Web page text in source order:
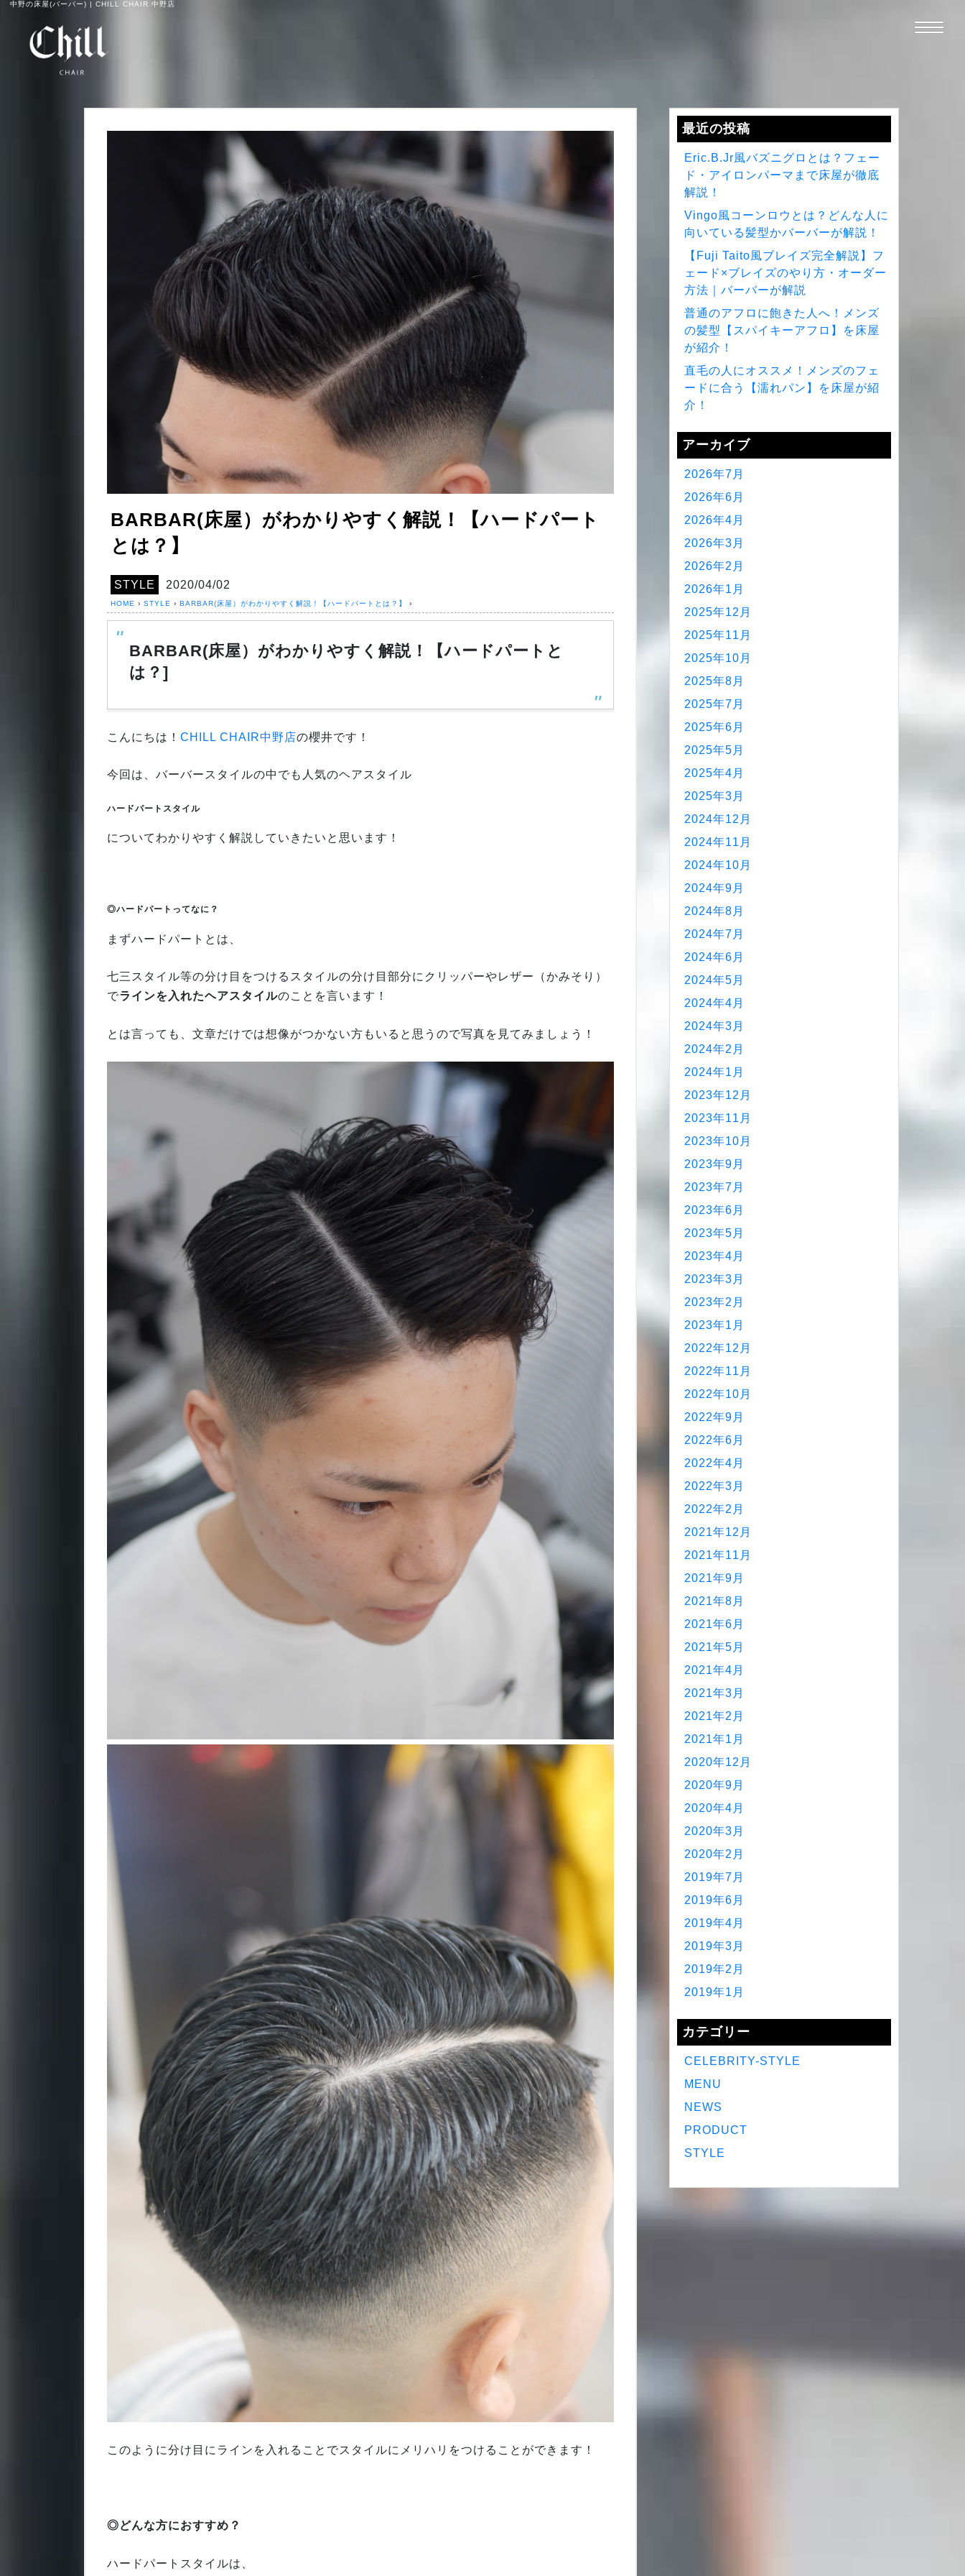
中野の床屋(バーバー) | CHILL CHAIR 中野店
BARBAR(床屋）がわかりやすく解説！【ハードパート
とは？】
STYLE 2020/04/02
HOME › STYLE › BARBAR(床屋）がわかりやすく解説！【ハードパートとは？】 ›
BARBAR(床屋）がわかりやすく解説！【ハードパートと
は？]
こんにちは！ CHILL CHAIR中野店の櫻井です！
今回は、バーバースタイルの中でも人気のヘアスタイル
ハードパートスタイル
についてわかりやすく解説していきたいと思います！
◎ハードパートってなに？
まずハードパートとは、
七三スタイル等の分け目をつけるスタイルの分け目部分にクリッパーやレザー（かみそり）
でラインを入れたヘアスタイルのことを言います！
とは言っても、文章だけでは想像がつかない方もいると思うので写真を見てみましょう！
このように分け目にラインを入れることでスタイルにメリハリをつけることができます！
◎どんな方におすすめ？
ハードパートスタイルは、
最近の投稿
Eric.B.Jr風バズニグロとは？フェー
ド・アイロンパーマまで床屋が徹底
解説！
Vingo風コーンロウとは？どんな人に
向いている髪型かバーバーが解説！
【Fuji Taito風ブレイズ完全解説】フ
ェード×ブレイズのやり方・オーダー
方法｜バーバーが解説
普通のアフロに飽きた人へ！メンズ
の髪型【スパイキーアフロ】を床屋
が紹介！
直毛の人にオススメ！メンズのフェ
ードに合う【濡れパン】を床屋が紹
介！
アーカイブ
2026年7月
2026年6月
2026年4月
2026年3月
2026年2月
2026年1月
2025年12月
2025年11月
2025年10月
2025年8月
2025年7月
2025年6月
2025年5月
2025年4月
2025年3月
2024年12月
2024年11月
2024年10月
2024年9月
2024年8月
2024年7月
2024年6月
2024年5月
2024年4月
2024年3月
2024年2月
2024年1月
2023年12月
2023年11月
2023年10月
2023年9月
2023年7月
2023年6月
2023年5月
2023年4月
2023年3月
2023年2月
2023年1月
2022年12月
2022年11月
2022年10月
2022年9月
2022年6月
2022年4月
2022年3月
2022年2月
2021年12月
2021年11月
2021年9月
2021年8月
2021年6月
2021年5月
2021年4月
2021年3月
2021年2月
2021年1月
2020年12月
2020年9月
2020年4月
2020年3月
2020年2月
2019年7月
2019年6月
2019年4月
2019年3月
2019年2月
2019年1月
カテゴリー
CELEBRITY-STYLE
MENU
NEWS
PRODUCT
STYLE